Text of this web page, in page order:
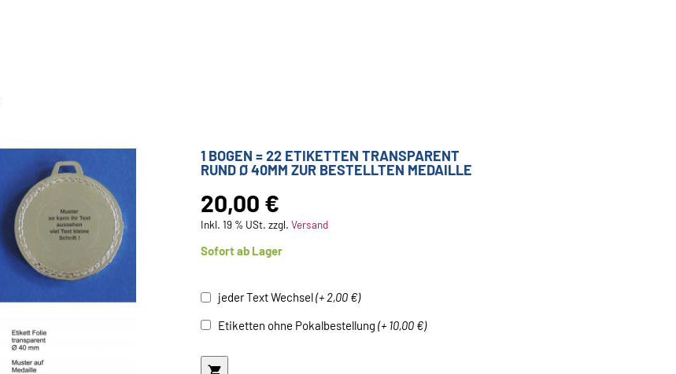
1 BOGEN = 22 ETIKETTEN TRANSPARENT
RUND Ø 40MM ZUR BESTELLTEN MEDAILLE
20,00 €
Inkl. 19 % USt. zzgl. Versand
Sofort ab Lager
jeder Text Wechsel(+ 2,00 €)
Etiketten ohne Pokalbestellung (+ 10,00 €)